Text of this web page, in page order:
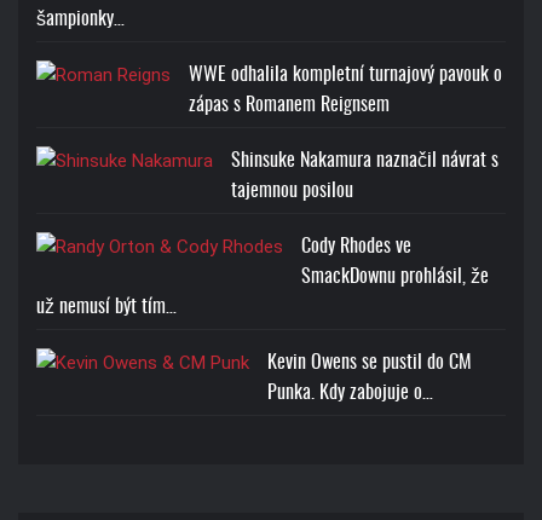
šampionky…
WWE odhalila kompletní turnajový pavouk o
zápas s Romanem Reignsem
Shinsuke Nakamura naznačil návrat s
tajemnou posilou
Cody Rhodes ve
SmackDownu prohlásil, že
už nemusí být tím…
Kevin Owens se pustil do CM
Punka. Kdy zabojuje o…